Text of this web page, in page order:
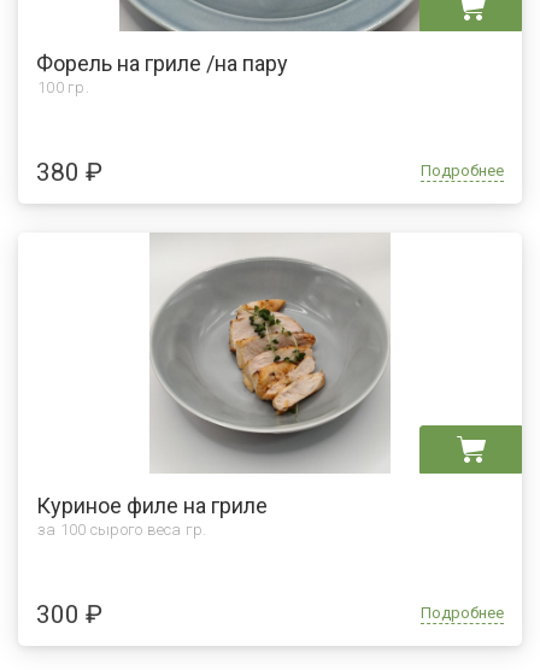
Форель на гриле /на пару
100 гр.
380 ₽ Подробнее
Куриное филе на гриле
за 100 сырого веса гр.
300 ₽ Подробнее